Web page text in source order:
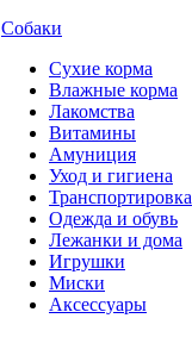
Собаки
Сухие корма
Влажные корма
Лакомства
Витамины
Амуниция
Уход и гигиена
Транспортировка
Одежда и обувь
Лежанки и дома
Игрушки
Миски
Аксессуары